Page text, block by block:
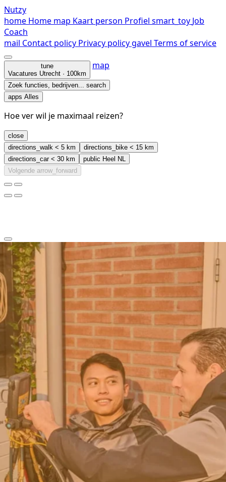
Nutzy
home Home map Kaart person Profiel smart_toy Job
Coach
mail Contact policy Privacy policygavel Terms of service
tune
Vacatures Utrecht · 100km
map
Zoek functies, bedrijven... search
apps Alles
Hoe ver wil je maximaal reizen?
close
directions_walk < 5 km directions_bike < 15 km
directions_car< 30 km public Heel NL
Volgende arrow_forward
clear arrow_back_ios_new
favorite